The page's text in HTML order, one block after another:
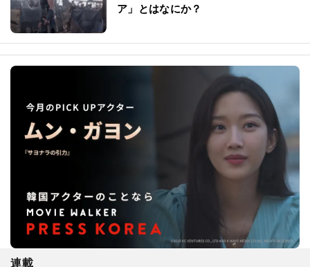
ア」とはなにか？
連載